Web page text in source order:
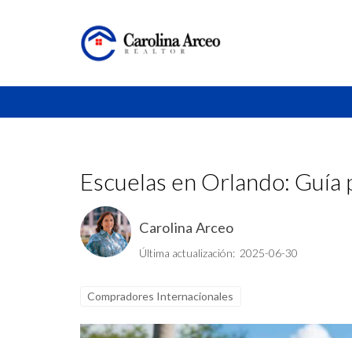
Escuelas en Orlando:
Carolina Arceo
Última actualización: 2025-06-30
Compradores Internacionales